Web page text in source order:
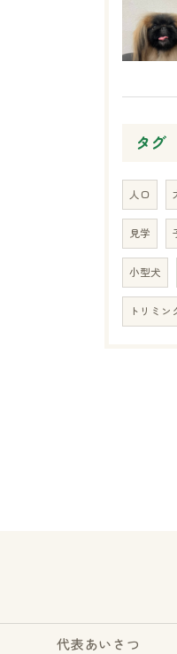
タグ
人口
見学
小型犬
トリミン
代表あいさつ